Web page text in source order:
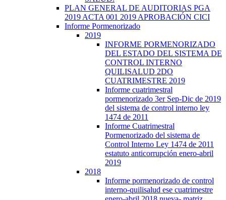
PLAN GENERAL DE AUDITORIAS PGA
2019 ACTA 001 2019 APROBACIÓN CICI
Informe Pormenorizado
2019
INFORME PORMENORIZADO
DEL ESTADO DEL SISTEMA DE
CONTROL INTERNO
QUILISALUD 2DO
CUATRIMESTRE 2019
Informe cuatrimestral
pormenorizado 3er Sep-Dic de 2019
del sistema de control interno ley
1474 de 2011
Informe Cuatrimestral
Pormenorizado del sistema de
Control Interno Ley 1474 de 2011
estatuto anticorrupción enero-abril
2019
2018
Informe pormenorizado de control
interno-quilisalud ese cuatrimestre